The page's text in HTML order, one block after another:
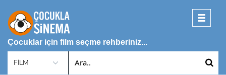
Toggle
Çocuklar için film seçme rehberiniz...